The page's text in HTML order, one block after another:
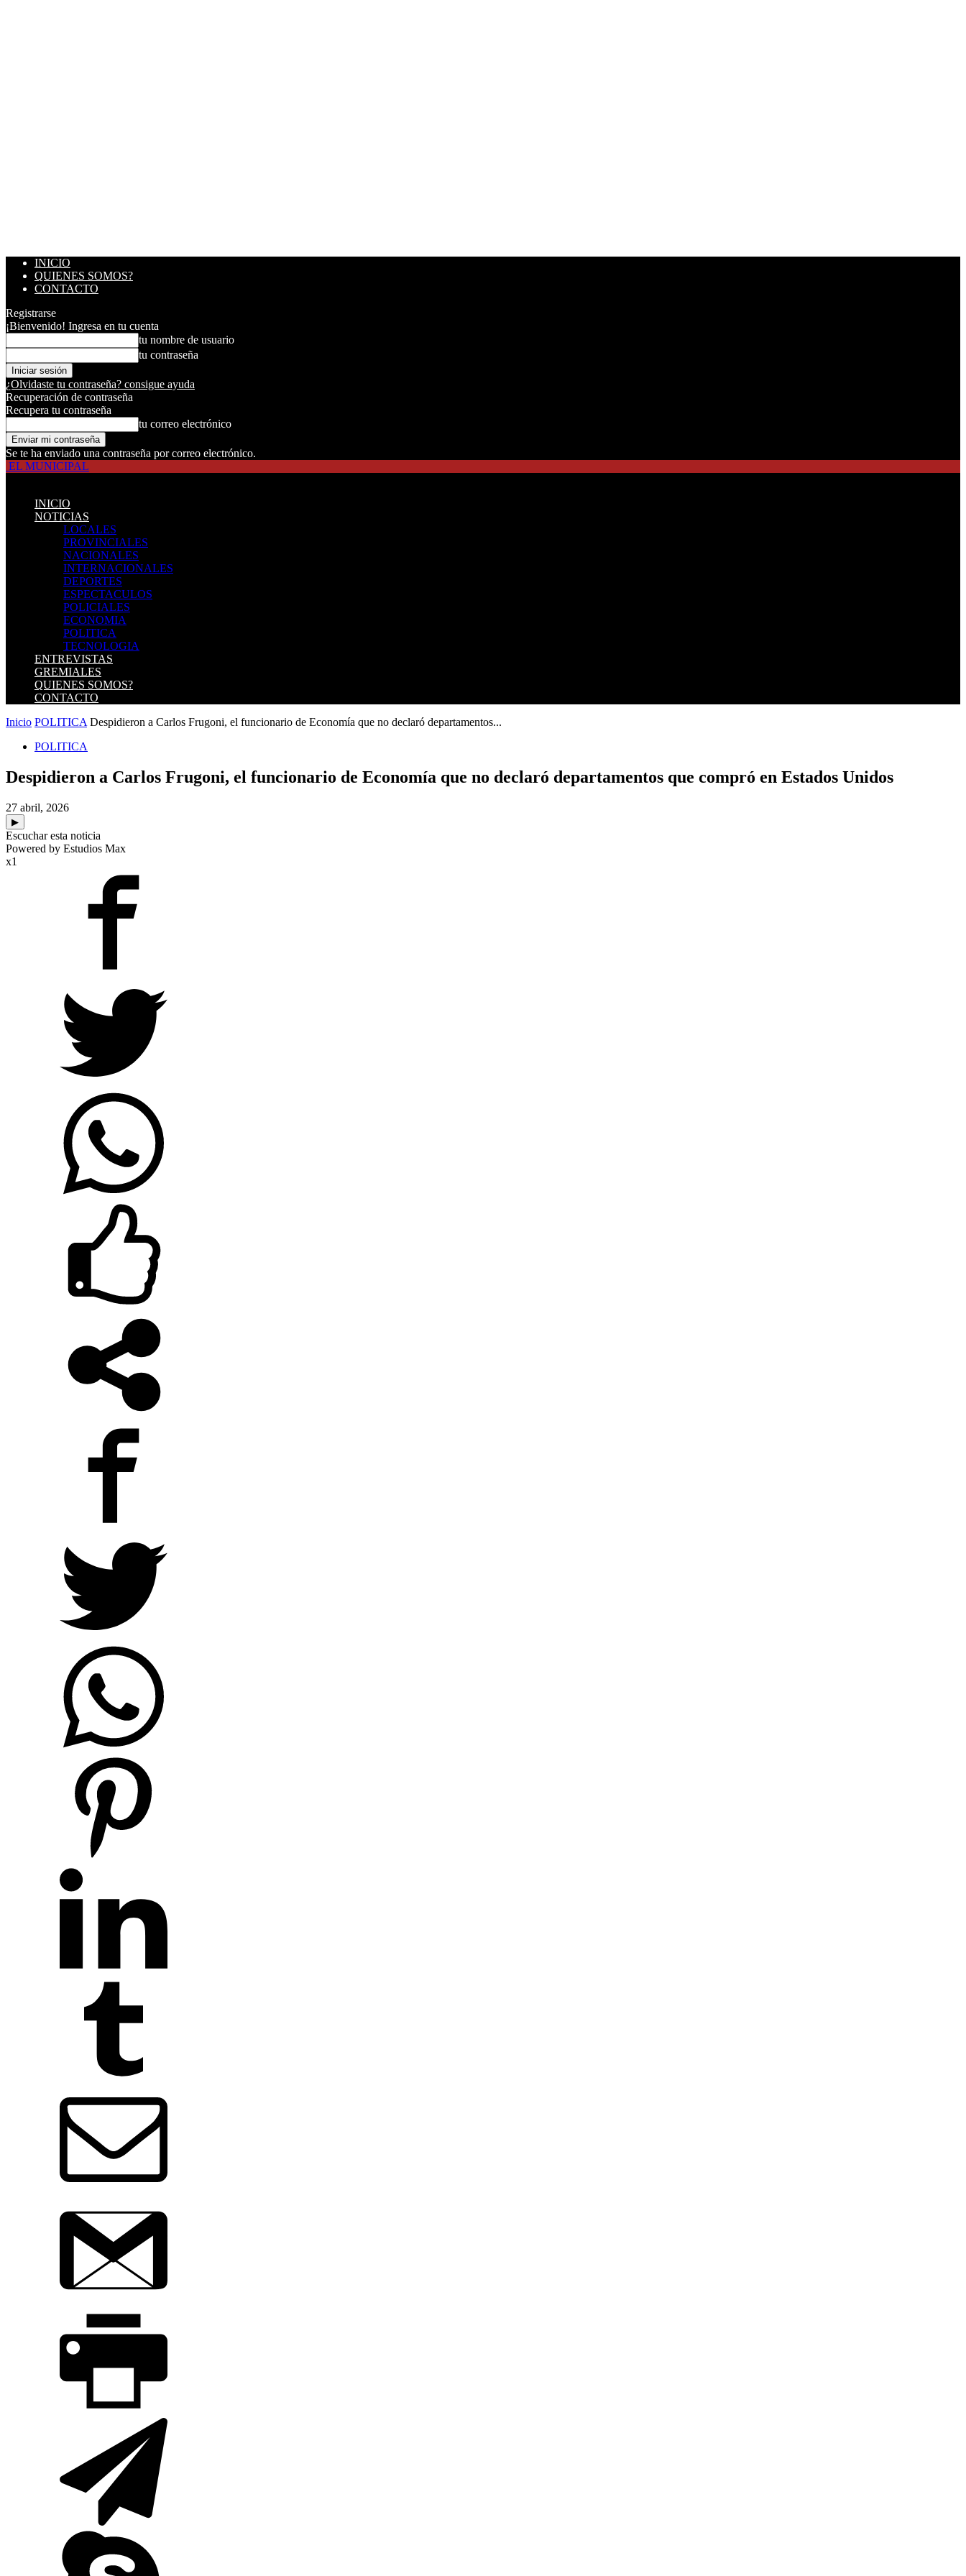
INICIO
QUIENES SOMOS?
CONTACTO
Registrarse
¡Bienvenido! Ingresa en tu cuenta
tu nombre de usuario
tu contraseña
¿Olvidaste tu contraseña? consigue ayuda
Recuperación de contraseña
Recupera tu contraseña
tu correo electrónico
Se te ha enviado una contraseña por correo electrónico.
EL MUNICIPAL
INICIO
NOTICIAS
LOCALES
PROVINCIALES
NACIONALES
INTERNACIONALES
DEPORTES
ESPECTACULOS
POLICIALES
ECONOMIA
POLITICA
TECNOLOGIA
ENTREVISTAS
GREMIALES
QUIENES SOMOS?
CONTACTO
Inicio POLITICA Despidieron a Carlos Frugoni, el funcionario de Economía que no declaró departamentos...
POLITICA
Despidieron a Carlos Frugoni, el funcionario de Economía que no declaró departamentos que compró en Estados Unidos
27 abril, 2026
▶
Escuchar esta noticia
Powered by Estudios Max
x1